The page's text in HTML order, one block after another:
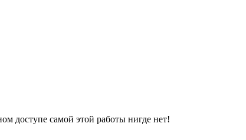
доступе самой этой работы нигде нет!